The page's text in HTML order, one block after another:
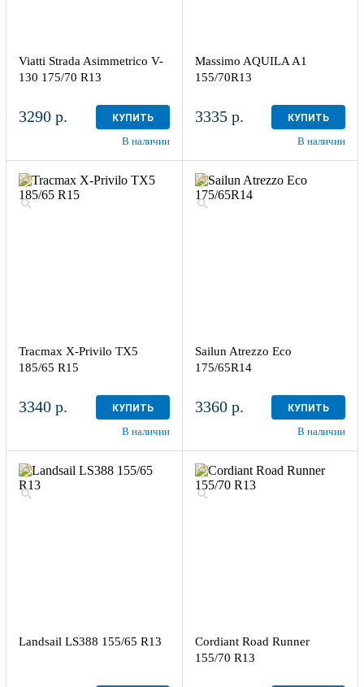
Viatti Strada Asimmetrico V-
130 175/70 R13
3290 р. КУПИТЬ
В наличии
Massimo AQUILA A1
155/70R13
3335 р. КУПИТЬ
В наличии
Tracmax X-Privilo TX5
185/65 R15
3340 р. КУПИТЬ
В наличии
Sailun Atrezzo Eco
175/65R14
3360 р. КУПИТЬ
В наличии
Landsail LS388 155/65 R13
Cordiant Road Runner
155/70 R13